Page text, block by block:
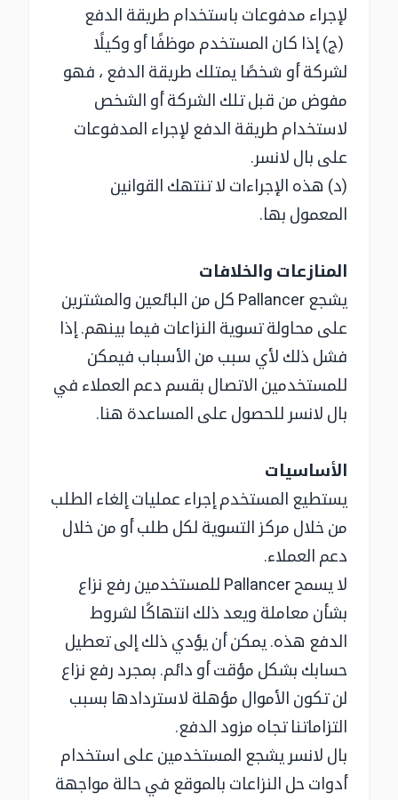
لإجراء مدفوعات باستخدام طريقة الدفع
(ج) إذا كان المستخدم موظفًا أو وكيلًا
لشركة أو شخصًا يمتلك طريقة الدفع ، فهو
مفوض من قبل تلك الشركة أو الشخص
لاستخدام طريقة الدفع لإجراء المدفوعات
على بال لانسر.
(د) هذه الإجراءات لا تنتهك القوانين
المعمول بها.
المنازعات والخلافات
يشجع Pallancer كل من البائعين والمشترين
على محاولة تسوية النزاعات فيما بينهم. إذا
فشل ذلك لأي سبب من الأسباب فيمكن
للمستخدمين الاتصال بقسم دعم العملاء في
بال لانسر للحصول على المساعدة هنا.
الأساسيات
يستطيع المستخدم إجراء عمليات إلغاء الطلب
من خلال مركز التسوية لكل طلب أو من خلال
دعم العملاء.
لا يسمح Pallancer للمستخدمين رفع نزاع
بشأن معاملة ويعد ذلك انتهاكًا لشروط
الدفع هذه. يمكن أن يؤدي ذلك إلى تعطيل
حسابك بشكل مؤقت أو دائم. بمجرد رفع نزاع
لن تكون الأموال مؤهلة لاستردادها بسبب
التزاماتنا تجاه مزود الدفع.
بال لانسر يشجع المستخدمين على استخدام
أدوات حل النزاعات بالموقع في حالة مواجهة